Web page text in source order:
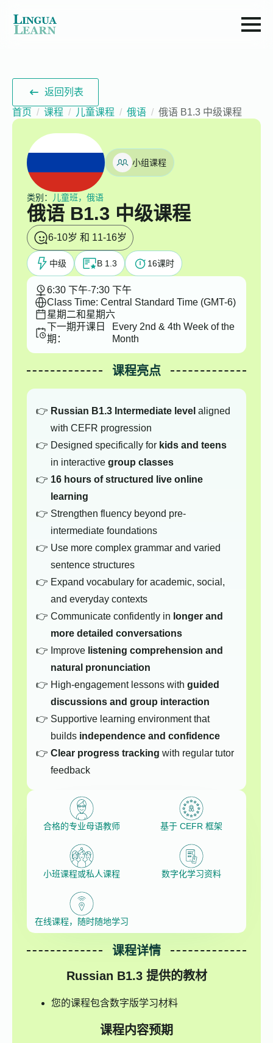
返回列表
首页
课程 儿童课程 俄语 俄语 B1.3 中级课程
小组课程
类别： 儿童班，俄语
俄语 B1.3 中级课程
6-10岁 和 11-16岁
中级 B 1.3 16课时
6:30 下午-7:30 下午
Class Time: Central Standard Time (GMT-6)
星期二和星期六
下一期开课日
期：
Every 2nd & 4th Week of the
Month
课程亮点
Russian B1.3 Intermediate level aligned
with CEFR progression
Designed specifically for kids and teens
in interactive group classes
16 hours of structured live online
learning
Strengthen fluency beyond pre-
intermediate foundations
Use more complex grammar and varied
sentence structures
Expand vocabulary for academic, social,
and everyday contexts
Communicate confidently in longer and
more detailed conversations
Improve listening comprehension and
natural pronunciation
High-engagement lessons with guided
discussions and group interaction
Supportive learning environment that
builds independence and confidence
Clear progress tracking with regular tutor
feedback
合格的专业母语教师 基于 CEFR 框架
小班课程或私人课程 数字化学习资料
在线课程，随时随地学习
课程详情
Russian B1.3 提供的教材
您的课程包含数字版学习材料
课程内容预期